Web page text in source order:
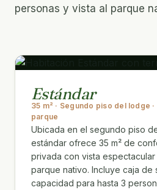
personas y vista al parque
Estándar
35 m² · Segundo piso del lodge
parque
Ubicada en el segundo piso
estándar ofrece 35 m² de
privada con vista
parque nativo. Incluye caja de
capacidad para hasta 3